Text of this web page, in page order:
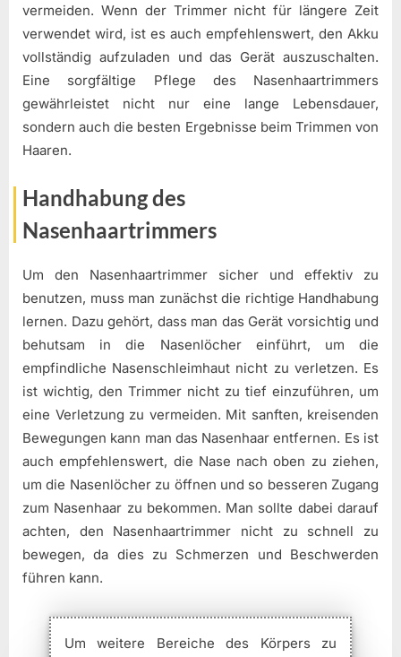
vermeiden. Wenn der Trimmer nicht für längere Zeit
verwendet wird, ist es auch empfehlenswert, den Akku
vollständig aufzuladen und das Gerät auszuschalten.
Eine sorgfältige Pflege des Nasenhaartrimmers
gewährleistet nicht nur eine lange Lebensdauer,
sondern auch die besten Ergebnisse beim Trimmen von
Haaren.
Handhabung des
Nasenhaartrimmers
Um den Nasenhaartrimmer sicher und effektiv zu
benutzen, muss man zunächst die richtige Handhabung
lernen. Dazu gehört, dass man das Gerät vorsichtig und
behutsam in die Nasenlöcher einführt, um die
empfindliche Nasenschleimhaut nicht zu verletzen. Es
ist wichtig, den Trimmer nicht zu tief einzuführen, um
eine Verletzung zu vermeiden. Mit sanften, kreisenden
Bewegungen kann man das Nasenhaar entfernen. Es ist
auch empfehlenswert, die Nase nach oben zu ziehen,
um die Nasenlöcher zu öffnen und so besseren Zugang
zum Nasenhaar zu bekommen. Man sollte dabei darauf
achten, den Nasenhaartrimmer nicht zu schnell zu
bewegen, da dies zu Schmerzen und Beschwerden
führen kann.
Um weitere Bereiche des Körpers zu